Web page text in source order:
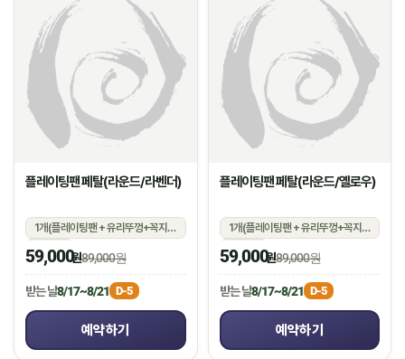
플레이팅팬 페탈(라운드/라벤더)
1개(플레이팅팬 + 유리뚜껑+꼭지+실리콘 손잡이)
상온
59,000원89,000원
받는 날8/17~8/21 D-5
예약하기
플레이팅팬 페탈(라운드/옐로우)
1개(플레이팅팬 + 유리뚜껑+꼭지+실리콘 손잡이)
상온
59,000원89,000원
받는 날8/17~8/21 D-5
예약하기